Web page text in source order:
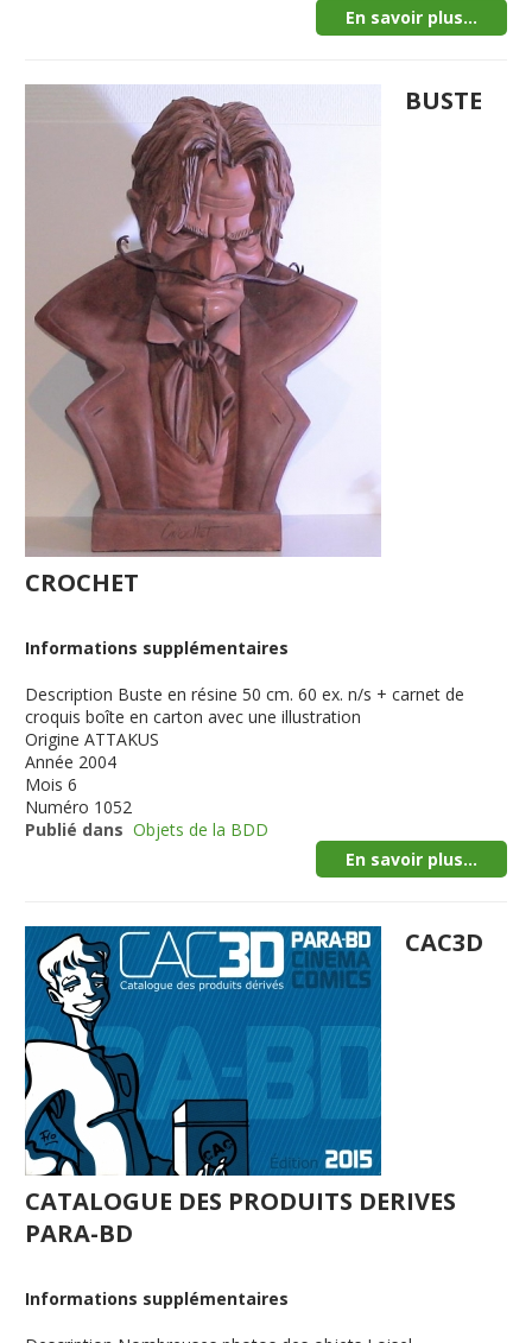
En savoir plus...
BUSTE
CROCHET
Informations supplémentaires
Description Buste en résine 50 cm. 60 ex. n/s + carnet de
croquis boîte en carton avec une illustration
Origine ATTAKUS
Année 2004
Mois 6
Numéro 1052
Publié dans Objets de la BDD
En savoir plus...
CAC3D
CATALOGUE DES PRODUITS DERIVES
PARA-BD
Informations supplémentaires